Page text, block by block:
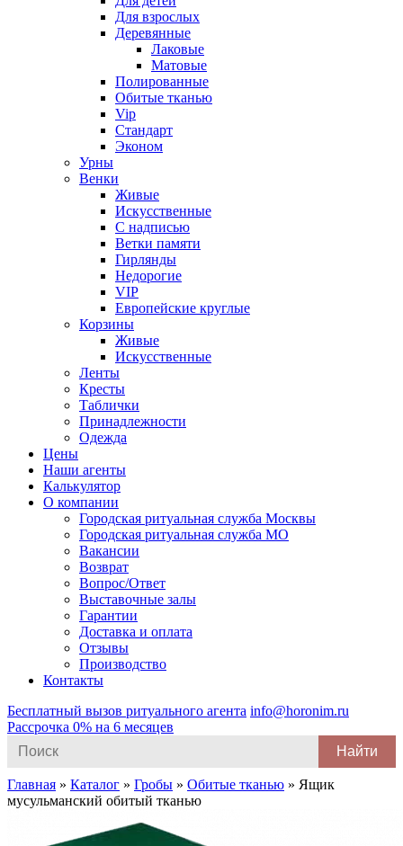
Для взрослых
Деревянные
Лаковые
Матовые
Полированные
Обитые тканью
Vip
Стандарт
Эконом
Урны
Венки
Живые
Искусственные
С надписью
Ветки памяти
Гирлянды
Недорогие
VIP
Европейские круглые
Корзины
Живые
Искусственные
Ленты
Кресты
Таблички
Принадлежности
Одежда
Цены
Наши агенты
Калькулятор
О компании
Городская ритуальная служба Москвы
Городская ритуальная служба МО
Вакансии
Возврат
Вопрос/Ответ
Выставочные залы
Гарантии
Доставка и оплата
Отзывы
Производство
Контакты
Бесплатный вызов ритуального агента info@horonim.ru
Рассрочка 0% на 6 месяцев
for:
Главная » Каталог » Гробы » Обитые тканью » Ящик
мусульманский обитый тканью